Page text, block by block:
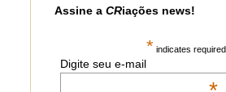
Assine a CRiações news!
* indicates required
Digite seu e-mail